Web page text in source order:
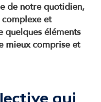
de notre quotidien,
et
quelques éléments
mieux comprise et
qui